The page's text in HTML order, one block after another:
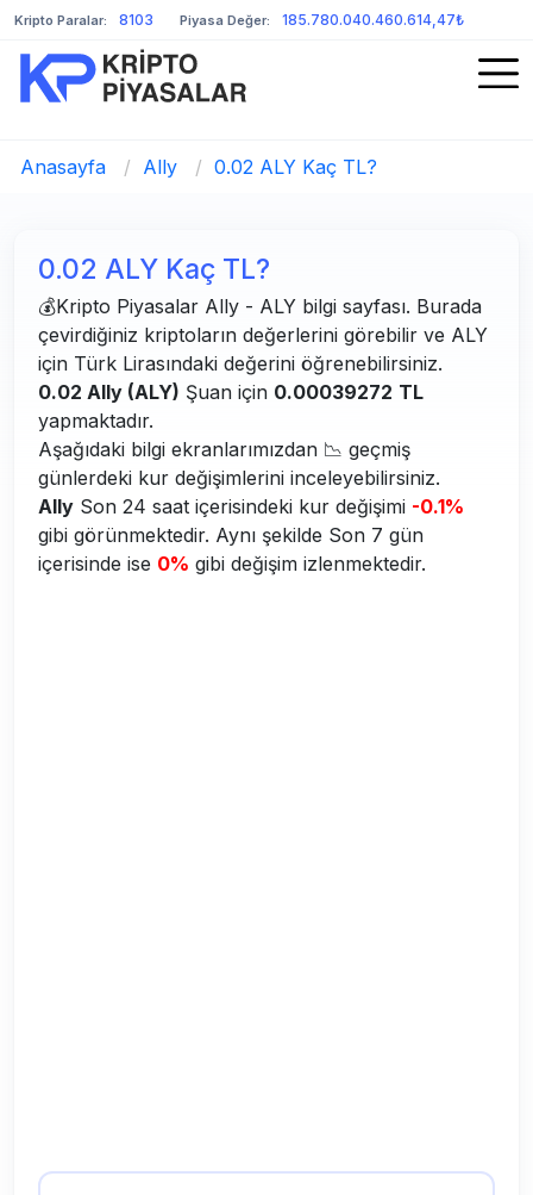
Kripto Paralar: 8103 Piyasa Değer: 185.780.040.460.614,47₺
Anasayfa / Ally / 0.02 ALY Kaç TL?
0.02 ALY Kaç TL?
💰Kripto Piyasalar Ally - ALY bilgi sayfası. Burada
çevirdiğiniz kriptoların değerlerini görebilir ve ALY
için Türk Lirasındaki değerini öğrenebilirsiniz.
0.02 Ally (ALY) Şuan için 0.00039272 TL
yapmaktadır.
Aşağıdaki bilgi ekranlarımızdan 📉 geçmiş
günlerdeki kur değişimlerini inceleyebilirsiniz.
Ally Son 24 saat içerisindeki kur değişimi -0.1%
gibi görünmektedir. Aynı şekilde Son 7 gün
içerisinde ise 0% gibi değişim izlenmektedir.